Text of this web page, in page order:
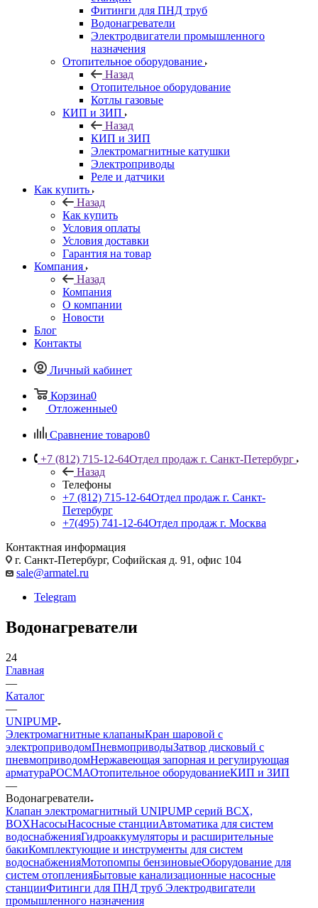
Фитинги для ПНД труб
Водонагреватели
Электродвигатели промышленного
назначения
Отопительное оборудование
Назад
Отопительное оборудование
Котлы газовые
КИП и ЗИП
Назад
КИП и ЗИП
Электромагнитные катушки
Электроприводы
Реле и датчики
Как купить
Назад
Как купить
Условия оплаты
Условия доставки
Гарантия на товар
Компания
Назад
Компания
О компании
Новости
Блог
Контакты
Личный кабинет
Корзина0
Отложенные0
Сравнение товаров0
+7 (812) 715-12-64Отдел продаж г. Санкт-Петербург
Назад
Телефоны
+7 (812) 715-12-64Отдел продаж г. Санкт-
Петербург
+7(495) 741-12-64Отдел продаж г. Москва
Контактная информация
г. Санкт-Петербург, Софийская д. 91, офис 104
sale@armatel.ru
Telegram
Водонагреватели
24
Главная
—
Каталог
—
UNIPUMP
Электромагнитные клапаныКран шаровой с
электроприводомПневмоприводыЗатвор дисковый с
пневмоприводомНержавеющая запорная и регулирующая
арматураРОСМАОтопительное оборудованиеКИП и ЗИП
—
Водонагреватели
Клапан электромагнитный UNIPUMP серий BCX,
BOXНасосыНасосные станцииАвтоматика для систем
водоснабженияГидроаккумуляторы и расширительные
бакиКомплектующие и инструменты для систем
водоснабженияМотопомпы бензиновыеОборудование для
систем отопленияБытовые канализационные насосные
станцииФитинги для ПНД труб Электродвигатели
промышленного назначения